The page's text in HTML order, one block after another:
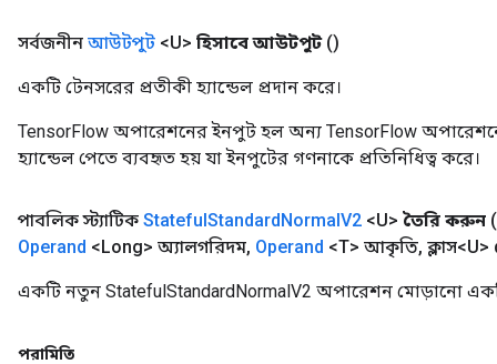
সর্বজনীন আউটপুট <U> হিসাবে আউটপুট ()
একটি টেনসরের প্রতীকী হ্যান্ডেল প্রদান করে।
TensorFlow অপারেশনের ইনপুট হল অন্য TensorFlow
হ্যান্ডেল পেতে ব্যবহৃত হয় যা ইনপুটের গণনাকে প্রতিনিধিত্ব করে।
পাবলিক স্ট্যাটিক StatefulStandardNormalV2 <U> তৈরি করুন
Operand <Long> অ্যালগরিদম, Operand <T> আকৃতি,
একটি নতুন StatefulStandardNormalV2 অপারেশন মোড়ানো
পরামিতি